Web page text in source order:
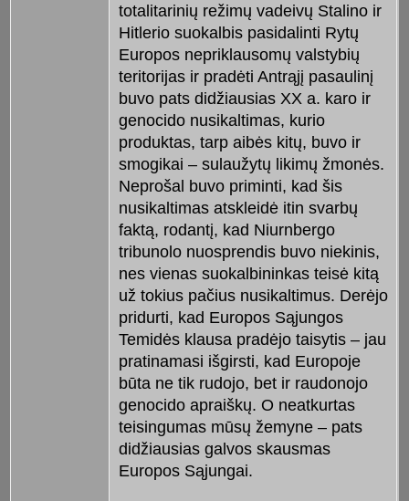
totalitarinių režimų vadeivų Stalino ir
Hitlerio suokalbis pasidalinti Rytų
Europos nepriklausomų valstybių
teritorijas ir pradėti Antrąjį pasaulinį
buvo pats didžiausias XX a. karo ir
genocido nusikaltimas, kurio
produktas, tarp aibės kitų, buvo ir
smogikai – sulaužytų likimų žmonės.
Neprošal buvo priminti, kad šis
nusikaltimas atskleidė itin svarbų
faktą, rodantį, kad Niurnbergo
tribunolo nuosprendis buvo niekinis,
nes vienas suokalbininkas teisė kitą
už tokius pačius nusikaltimus. Derėjo
pridurti, kad Europos Sąjungos
Temidės klausa pradėjo taisytis – jau
pratinamasi išgirsti, kad Europoje
būta ne tik rudojo, bet ir raudonojo
genocido apraiškų. O neatkurtas
teisingumas mūsų žemyne – pats
didžiausias galvos skausmas
Europos Sąjungai.